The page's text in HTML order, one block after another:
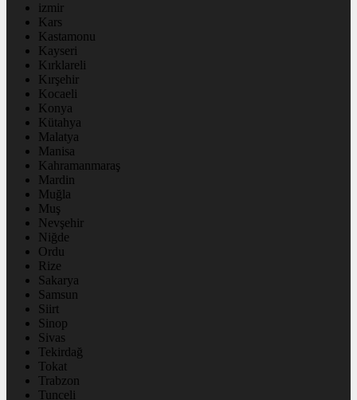
izmir
Kars
Kastamonu
Kayseri
Kırklareli
Kırşehir
Kocaeli
Konya
Kütahya
Malatya
Manisa
Kahramanmaraş
Mardin
Muğla
Muş
Nevşehir
Niğde
Ordu
Rize
Sakarya
Samsun
Siirt
Sinop
Sivas
Tekirdağ
Tokat
Trabzon
Tunceli